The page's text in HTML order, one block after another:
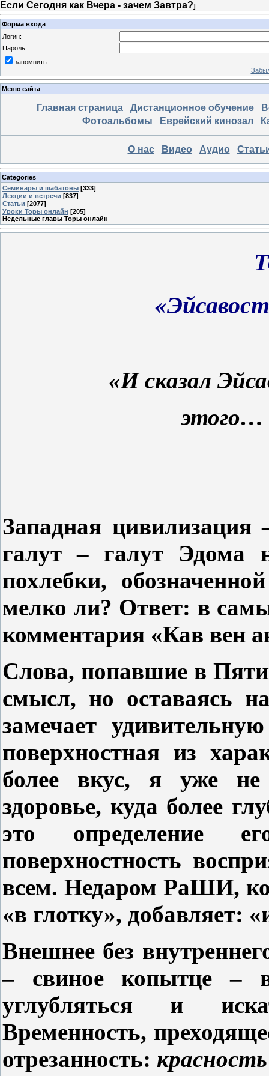
Если Сегодня как Вчера - зачем Завтра?]
Форма входа
Логин:
Пароль:
запомнить
Меню сайта
Главная страница Дистанционное обучение
Фотоальбомы
Еврейский кинозал
О нас Видео Аудио
Categories
Семинары и шабатоны [333]
Лекции и встречи [837]
Статьи [2077]
Уроки Торы онлайн [205]
Недельные главы Торы онлайн
«И сказал
этого…
Западная цивилизация
галут – галут Эдома
похлебки,
мелко ли? Ответ: в
комментария «Кав вен
Слова, попавшие в
смысл, но оставаясь
замечает
поверхностная из
более вкус, я уже
здоровье, куда более
это определение
поверхностность
всем. Недаром РаШИ,
«в глотку», добавляет: «
Внешнее без
– свиное копытце –
углубляться и
Временность,
отрезанность: